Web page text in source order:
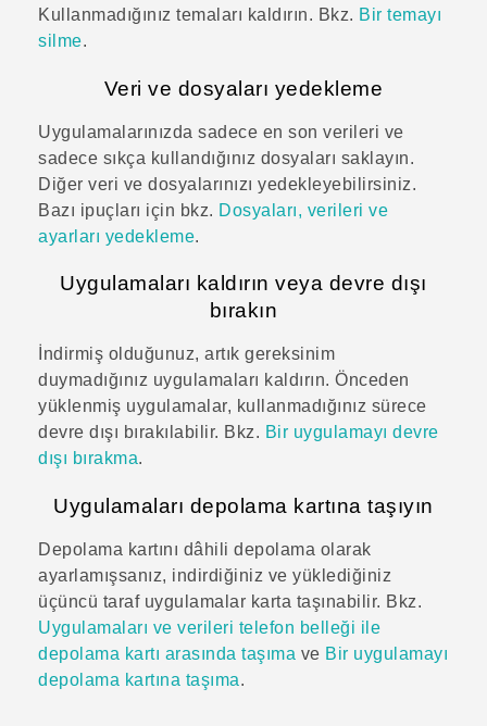
Kullanmadığınız temaları kaldırın. Bkz. Bir temayı
silme.
Veri ve dosyaları yedekleme
Uygulamalarınızda sadece en son verileri ve
sadece sıkça kullandığınız dosyaları saklayın.
Diğer veri ve dosyalarınızı yedekleyebilirsiniz.
Bazı ipuçları için bkz. Dosyaları, verileri ve
ayarları yedekleme.
Uygulamaları kaldırın veya devre dışı
bırakın
İndirmiş olduğunuz, artık gereksinim
duymadığınız uygulamaları kaldırın. Önceden
yüklenmiş uygulamalar, kullanmadığınız sürece
devre dışı bırakılabilir. Bkz. Bir uygulamayı devre
dışı bırakma.
Uygulamaları depolama kartına taşıyın
Depolama kartını dâhili depolama olarak
ayarlamışsanız, indirdiğiniz ve yüklediğiniz
üçüncü taraf uygulamalar karta taşınabilir. Bkz.
Uygulamaları ve verileri telefon belleği ile
depolama kartı arasında taşıma ve Bir uygulamayı
depolama kartına taşıma.